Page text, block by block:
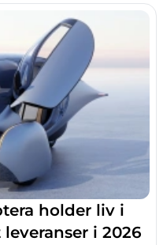
holder liv i
i 2026